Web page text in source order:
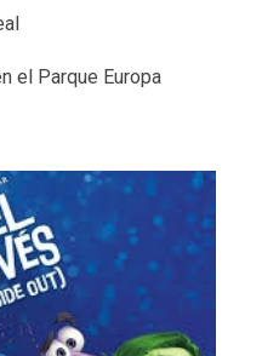
el Parque Europa